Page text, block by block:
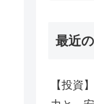
最近
【投資